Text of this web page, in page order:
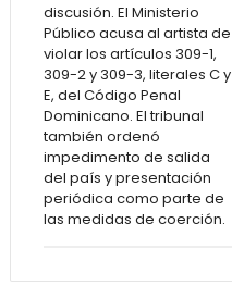
discusión. El Ministerio
Público acusa al artista de
violar los artículos 309-1,
309-2 y 309-3, literales C y
E, del Código Penal
Dominicano. El tribunal
también ordenó
impedimento de salida
del país y presentación
periódica como parte de
las medidas de coerción.